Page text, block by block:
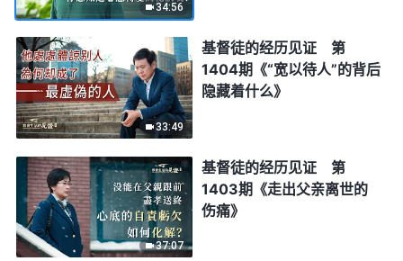
34:56
33:49
基督徒的经历见证 第
1404期《“宽以待人”的背后
隐藏着什么》
37:07
基督徒的经历见证 第
1403期《走出父亲离世的
伤痛》